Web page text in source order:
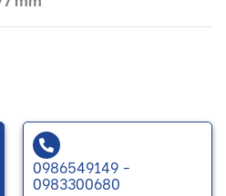
0986549149 -
0983300680